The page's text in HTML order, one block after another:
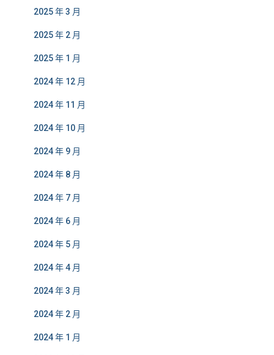
2025 年 3 月
2025 年 2 月
2025 年 1 月
2024 年 12 月
2024 年 11 月
2024 年 10 月
2024 年 9 月
2024 年 8 月
2024 年 7 月
2024 年 6 月
2024 年 5 月
2024 年 4 月
2024 年 3 月
2024 年 2 月
2024 年 1 月